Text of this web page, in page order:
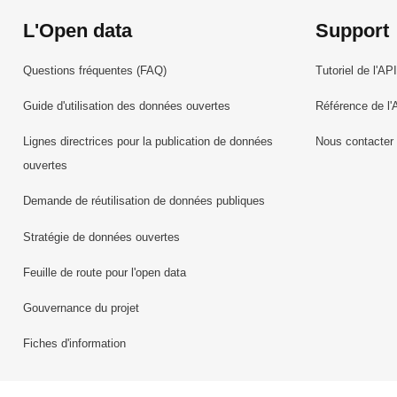
L'Open data
Questions fréquentes (FAQ)
Guide d'utilisation des données ouvertes
Lignes directrices pour la publication de données
ouvertes
Demande de réutilisation de données publiques
Stratégie de données ouvertes
Feuille de route pour l'open data
Gouvernance du projet
Fiches d'information
Support
Tutoriel de l'API
Référence de
Nous contacter